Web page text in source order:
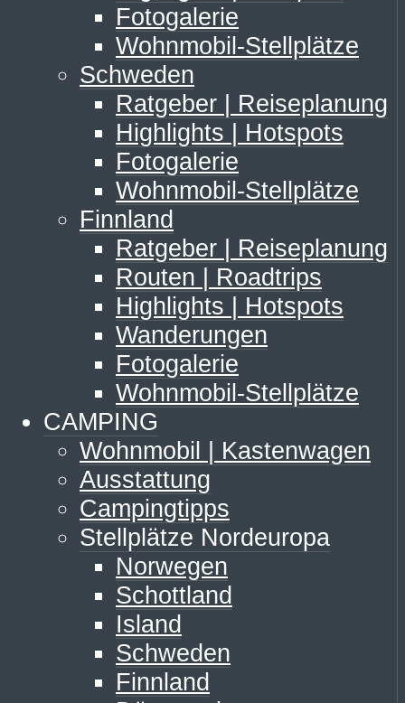
Fotogalerie
Wohnmobil-Stellplätze
Schweden
Ratgeber | Reiseplanung
Highlights | Hotspots
Fotogalerie
Wohnmobil-Stellplätze
Finnland
Ratgeber | Reiseplanung
Routen | Roadtrips
Highlights | Hotspots
Wanderungen
Fotogalerie
Wohnmobil-Stellplätze
CAMPING
Wohnmobil | Kastenwagen
Ausstattung
Campingtipps
Stellplätze Nordeuropa
Norwegen
Schottland
Island
Schweden
Finnland